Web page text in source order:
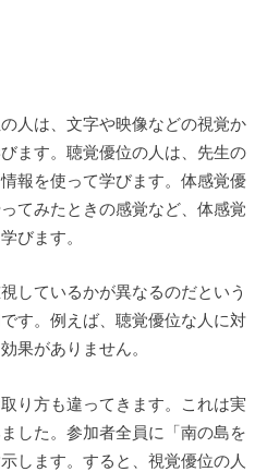
人は、文字や映像などの視覚か
ます。聴覚優位の人は、先生の
報を使って学びます。体感覚優
てみたときの感覚など、体感覚
びます。
しているかが異なるのだという
す。例えば、聴覚優位な人に対
果がありません。
り方も違ってきます。これは実
した。参加者全員に「南の島を
します。すると、視覚優位の人